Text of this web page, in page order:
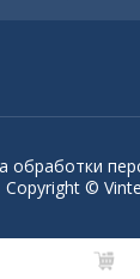
Copyright ©
обработки